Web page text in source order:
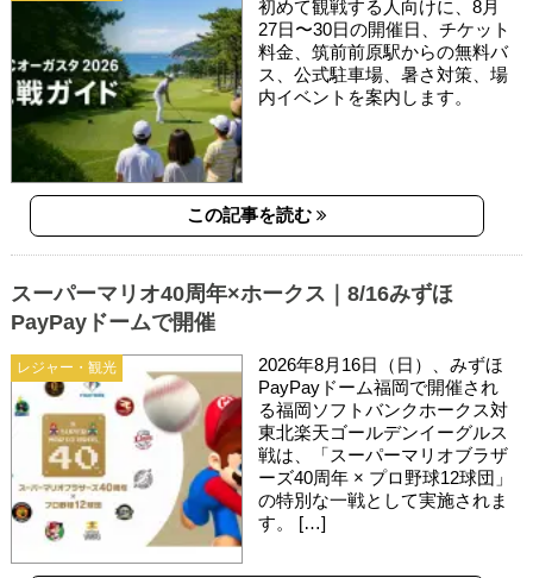
初めて観戦する人向けに、8月
27日〜30日の開催日、チケット
料金、筑前前原駅からの無料バ
ス、公式駐車場、暑さ対策、場
内イベントを案内します。
この記事を読む
レジャー・観光
スーパーマリオ40周年×ホークス｜8/16みずほ
PayPayドームで開催
2026年8月16日（日）、みずほ
PayPayドーム福岡で開催され
る福岡ソフトバンクホークス対
東北楽天ゴールデンイーグルス
戦は、「スーパーマリオブラザ
ーズ40周年 × プロ野球12球団」
の特別な一戦として実施されま
す。 […]